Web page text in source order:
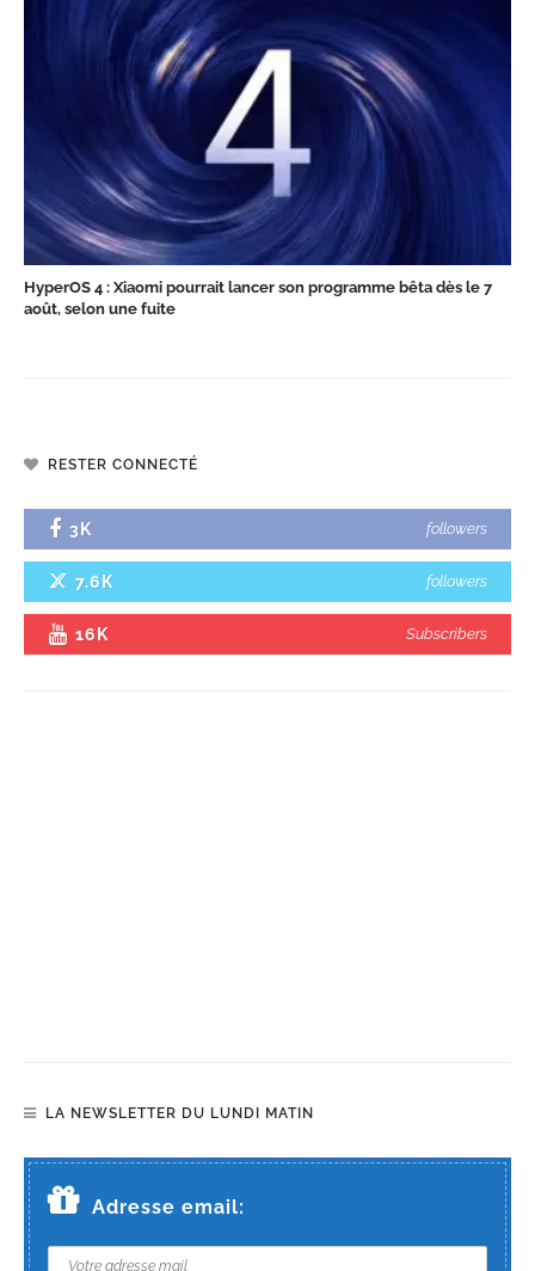
HyperOS 4 : Xiaomi pourrait lancer son programme bêta dès le 7
août, selon une fuite
RESTER CONNECTÉ
3K followers
7.6K followers
16K Subscribers
LA NEWSLETTER DU LUNDI MATIN
Adresse email: